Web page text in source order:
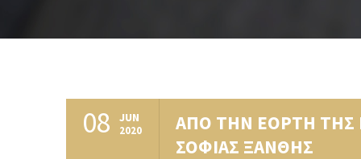
08 JUN
2020
ΑΠΟ ΤΗΝ ΕΟΡΤΗ ΤΗΣ
ΣΟΦΙΑΣ ΞΑΝΘΗΣ